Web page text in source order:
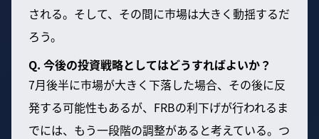
される。そして、その間に市場は大きく動揺するだ
ろう。
Q. 今後の投資戦略としてはどうすればよいか？
7月後半に市場が大きく下落した場合、その後に反
発する可能性もあるが、FRBの利下げが行われるま
でには、もう一段階の調整があると考えている。つ